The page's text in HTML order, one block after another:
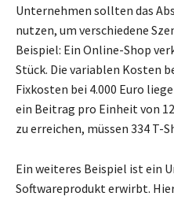
Unternehmen sollten das
nutzen, um verschiedene
Beispiel: Ein Online-Shop
Stück. Die variablen Kosten
Fixkosten bei 4.000 Euro
ein Beitrag pro Einheit von
zu erreichen, müssen 334 T-
Ein weiteres Beispiel ist ein
Softwareprodukt erwirbt.